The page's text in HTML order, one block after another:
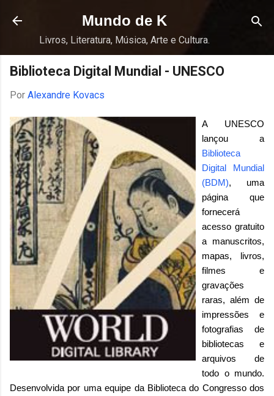
Pular para o conteúdo principal
Mundo de K
Livros, Literatura, Música, Arte e Cultura.
Biblioteca Digital Mundial - UNESCO
Por Alexandre Kovacs
A UNESCO
lançou a
Biblioteca
Digital Mundial
(BDM), uma
página que
fornecerá
acesso gratuito
a manuscritos,
mapas, livros,
filmes e
gravações
raras, além de
impressões e
fotografias de
bibliotecas e
arquivos de
todo o mundo.
Desenvolvida por uma equipe da Biblioteca do Congresso dos